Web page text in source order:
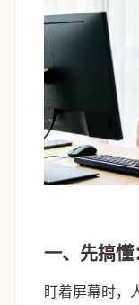
一、先搞懂
盯着屏幕时，